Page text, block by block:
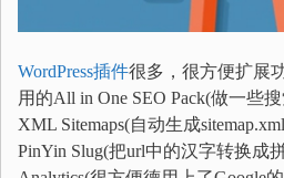
WordPress插件很多，很方便扩展
用的All in One SEO Pack(做一些
XML Sitemaps(自动生成
PinYin Slug(把url中的汉字转换成